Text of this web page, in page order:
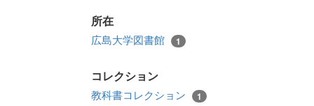
所在
広島大学図書館 1
コレクション
教科書コレクション 1